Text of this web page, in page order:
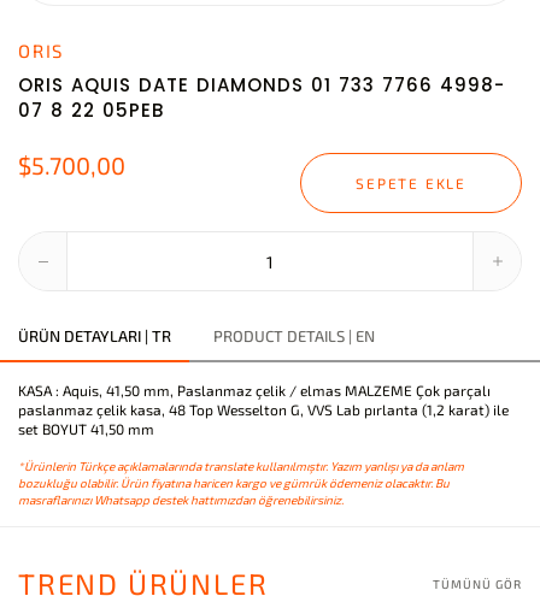
ORIS
ORIS AQUIS DATE DIAMONDS 01 733 7766 4998-
07 8 22 05PEB
$5.700,00
SEPETE EKLE
ÜRÜN DETAYLARI | TR PRODUCT DETAILS | EN
KASA : Aquis, 41,50 mm, Paslanmaz çelik / elmas MALZEME Çok parçalı
paslanmaz çelik kasa, 48 Top Wesselton G, VVS Lab pırlanta (1,2 karat) ile
set BOYUT 41,50 mm
*Ürünlerin Türkçe açıklamalarında translate kullanılmıştır. Yazım yanlışı ya da anlam
bozukluğu olabilir. Ürün fiyatına haricen kargo ve gümrük ödemeniz olacaktır. Bu
masraflarınızı Whatsapp destek hattımızdan öğrenebilirsiniz.
TREND ÜRÜNLER TÜMÜNÜ GÖR